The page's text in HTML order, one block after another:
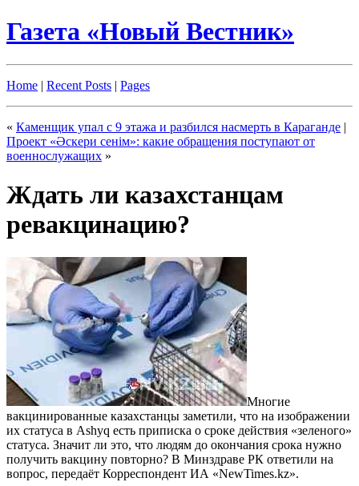
Газета «Новый Вестник»
Home | Recent Posts | Pages
« Каменщик упал с 9 этажа и разбился насмерть в Караганде |
Проект «Әскери сенім»: какие обращения поступают от
военнослужащих »
Ждать ли казахстанцам
ревакцинацию?
Многие
вакцинированные казахстанцы заметили, что на изображении
их статуса в Ashyq есть приписка о сроке действия «зеленого»
статуса. Значит ли это, что людям до окончания срока нужно
получить вакцину повторно? В Минздраве РК ответили на
вопрос, передаёт Корреспондент ИА «NewTimes.kz».